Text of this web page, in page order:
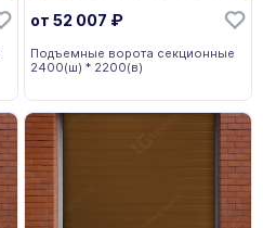
от 52 007 ₽
Подъемные ворота секционные
2400(ш) * 2200(в)